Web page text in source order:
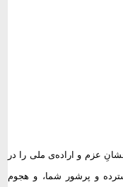
عزم و اراده‌ی ملی را در
و پرشور شما، و هجوم